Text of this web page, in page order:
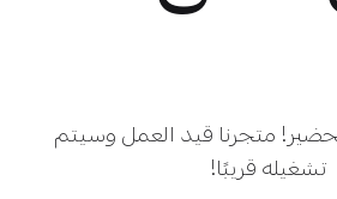
متجرنا قيد العمل وسيتم
تشغيله قريبًا!